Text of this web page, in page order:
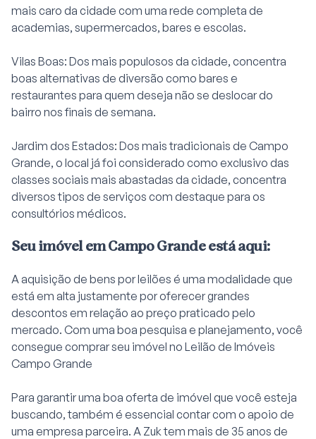
mais caro da cidade com uma rede completa de
academias, supermercados, bares e escolas.
Vilas Boas: Dos mais populosos da cidade, concentra
boas alternativas de diversão como bares e
restaurantes para quem deseja não se deslocar do
bairro nos finais de semana.
Jardim dos Estados: Dos mais tradicionais de Campo
Grande, o local já foi considerado como exclusivo das
classes sociais mais abastadas da cidade, concentra
diversos tipos de serviços com destaque para os
consultórios médicos.
Seu imóvel em Campo Grande está aqui:
A aquisição de bens por leilões é uma modalidade que
está em alta justamente por oferecer grandes
descontos em relação ao preço praticado pelo
mercado. Com uma boa pesquisa e planejamento, você
consegue comprar seu imóvel no Leilão de Imóveis
Campo Grande
Para garantir uma boa oferta de imóvel que você esteja
buscando, também é essencial contar com o apoio de
uma empresa parceira. A Zuktem mais de 35 anos de